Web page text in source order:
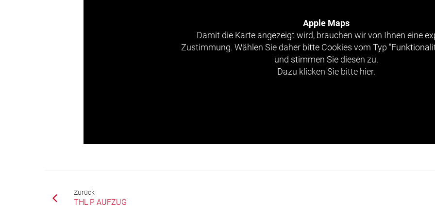
Apple Maps
Damit die Karte angezeigt wird, brauchen wir von Ihnen eine
Zustimmung. Wählen Sie daher bitte Cookies vom Typ
und stimmen Sie diesen zu.
Dazu klicken Sie bitte hier.
Zurück
THL P AUFZUG